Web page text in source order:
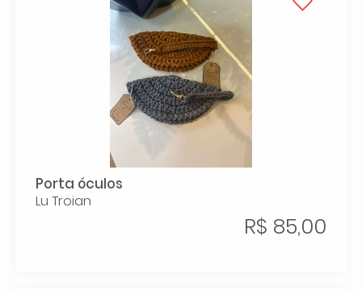
Porta óculos
Lu Troian
R$ 85,00